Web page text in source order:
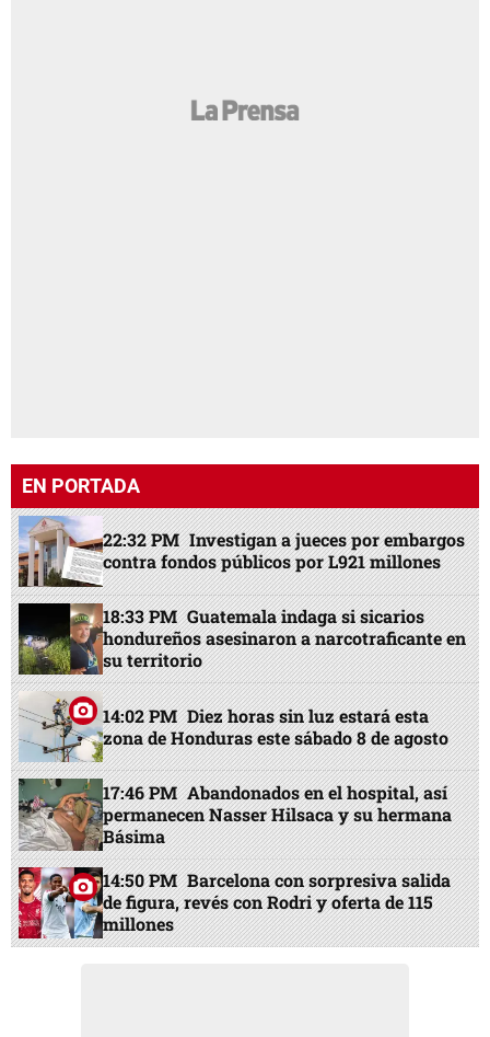
EN PORTADA
22:32 PM Investigan a jueces por embargos
contra fondos públicos por L921 millones
18:33 PM Guatemala indaga si sicarios
hondureños asesinaron a narcotraficante en
su territorio
14:02 PM Diez horas sin luz estará esta
zona de Honduras este sábado 8 de agosto
17:46 PM Abandonados en el hospital, así
permanecen Nasser Hilsaca y su hermana
Básima
14:50 PM Barcelona con sorpresiva salida
de figura, revés con Rodri y oferta de 115
millones